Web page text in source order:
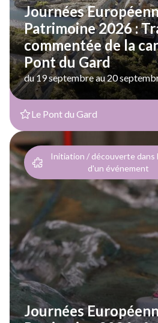
Journées
Patrimoine 2026 :
commentée de la
Pont du Gard
du 19 septembre au 20
Le Pont du Gard
Journées
Initiation / découverte dans
d'un événement